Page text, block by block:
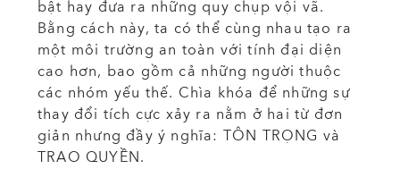
bật hay đưa ra những quy chụp vội vã.
Bằng cách này, ta có thể cùng nhau tạo ra
một môi trường an toàn với tính đại diện
cao hơn, bao gồm cả những người thuộc
các nhóm yếu thế. Chìa khóa để những sự
thay đổi tích cực xảy ra nằm ở hai từ đơn
giản nhưng đầy ý nghĩa: TÔN TRỌNG và
TRAO QUYỀN.